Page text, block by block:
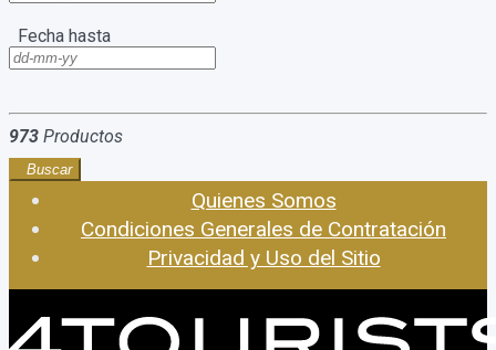
Fecha hasta
973 Productos
Buscar
Quienes Somos
Condiciones Generales de Contratación
Privacidad y Uso del Sitio